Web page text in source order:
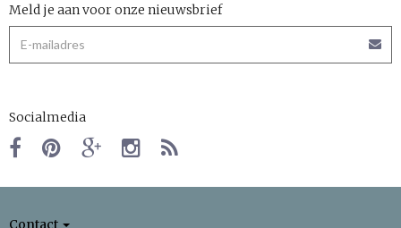
Meld je aan voor onze nieuwsbrief
Socialmedia
Contact